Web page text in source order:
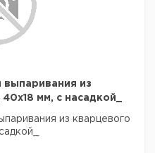
выпаривания из
мм, с насадкой_
из кварцевого